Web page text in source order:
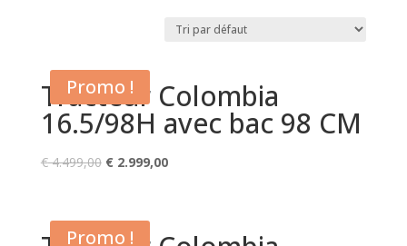
Promo !
Tracteur Colombia
16.5/98H avec bac 98 CM
€4.499,00 Le
était :
€2.999,00Le
Promo !